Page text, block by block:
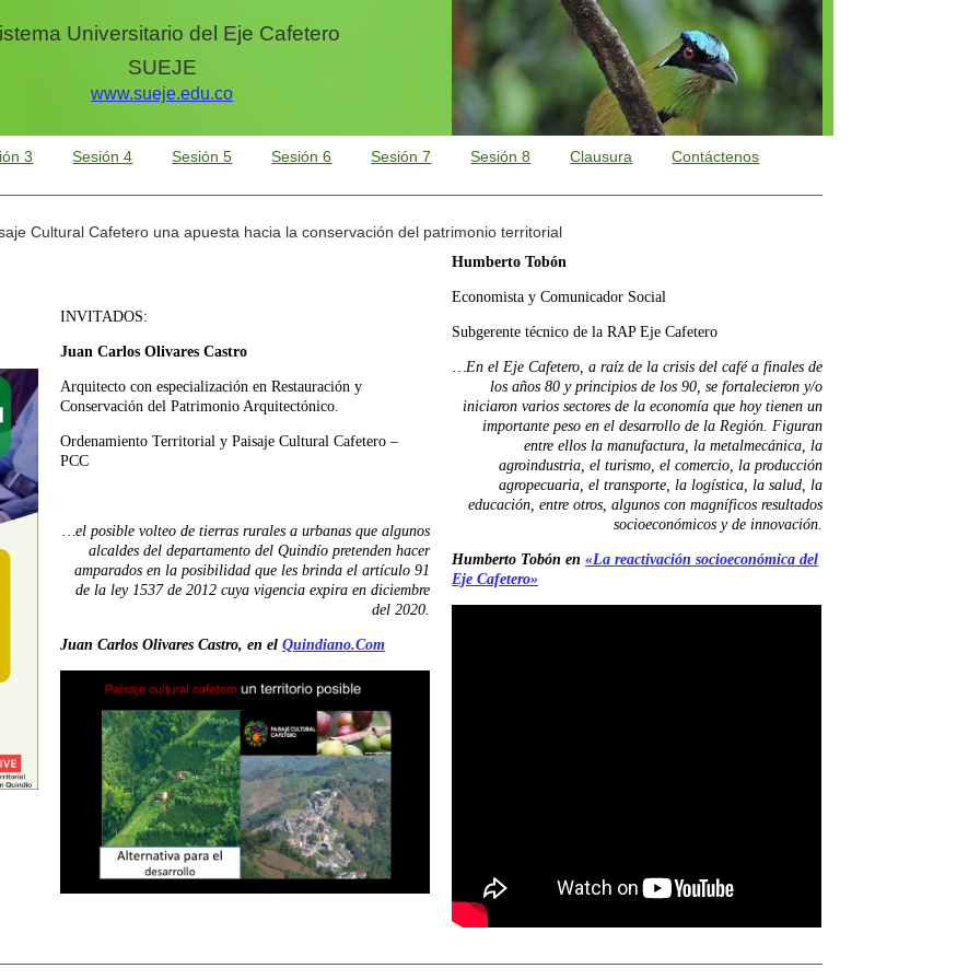
Universitario del Eje Cafetero
SUEJE
www.sueje.edu.co
3 Sesión 4 Sesión 5 Sesión 6 Sesión 7 Sesión 8 Clausura Contáctenos
Cultural Cafetero una apuesta hacia la conservación del patrimonio territorial
INVITADOS:
Juan Carlos Olivares Castro
Arquitecto con especialización en Restauración y
Conservación del Patrimonio Arquitectónico.
Ordenamiento Territorial y Paisaje Cultural Cafetero –
PCC
…el posible volteo de tierras rurales a urbanas que algunos
alcaldes del departamento del Quindío pretenden hacer
amparados en la posibilidad que les brinda el artículo 91
de la ley 1537 de 2012 cuya vigencia expira en diciembre
del 2020.
Juan Carlos Olivares Castro, en el Quindiano.Com
Humberto Tobón
Economista y Comunicador Social
Subgerente técnico de la RAP Eje Cafetero
…En el Eje Cafetero, a raíz de la crisis del café a finales de
los años 80 y principios de los 90, se fortalecieron y/o
iniciaron varios sectores de la economía que hoy tienen un
importante peso en el desarrollo de la Región. Figuran
entre ellos la manufactura, la metalmecánica, la
agroindustria, el turismo, el comercio, la producción
agropecuaria, el transporte, la logística, la salud, la
educación, entre otros, algunos con magníficos resultados
socioeconómicos y de innovación.
Humberto Tobón en«La reactivación socioeconómica del
Eje Cafetero»